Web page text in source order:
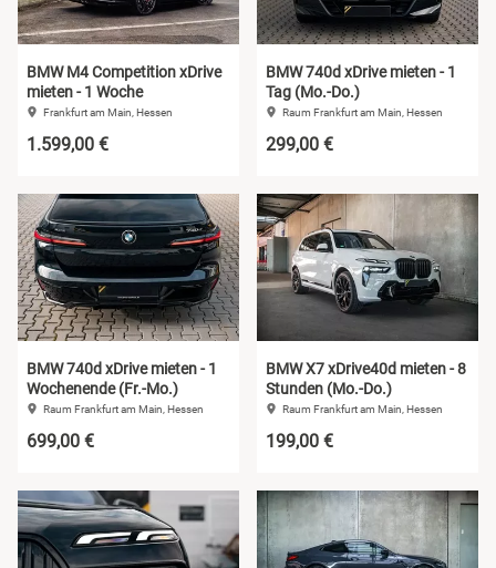
BMW M4 Competition xDrive
mieten - 1 Woche
Frankfurt am Main, Hessen
1.599,00 €
BMW 740d xDrive mieten - 1
Tag (Mo.-Do.)
Raum Frankfurt am Main, Hessen
299,00 €
BMW 740d xDrive mieten - 1
Wochenende (Fr.-Mo.)
Raum Frankfurt am Main, Hessen
699,00 €
BMW X7 xDrive40d mieten - 8
Stunden (Mo.-Do.)
Raum Frankfurt am Main, Hessen
199,00 €